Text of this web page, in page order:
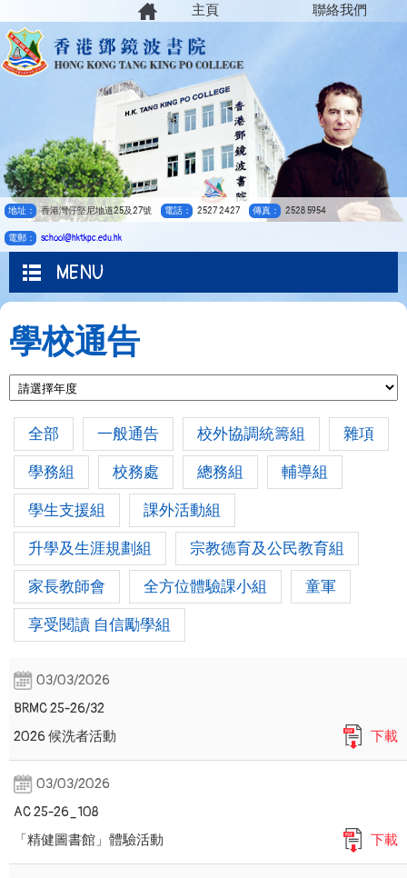
地址： 香港灣仔堅尼地道25及27號 電話： 2527 2427 傳真： 2528 5954
電郵： school@hktkpc.edu.hk
聯絡我們
主頁
MENU
學校通告
全部 一般通告 校外協調統籌組
雜項
學務組
校務處 總務組
輔導組
學生支援組
課外活動組
升學及生涯規劃組
宗教德育及公民教育組
家長教師會
全方位體驗課小組
童軍
享受閱讀 自信勵學組
03/03/2026
BRMC 25-26/32
2026 候洗者活動
下載
03/03/2026
AC 25-26_108
「精健圖書館」體驗活動
下載